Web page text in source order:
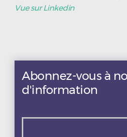
Vue sur Linkedin
Abonnez-vous à
d'information